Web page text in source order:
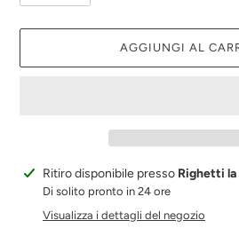
AGGIUNGI AL
Inserimento
prodotto
Ritiro disponibile presso Righetti
Di solito pronto in 24 ore
Visualizza i dettagli del negozio